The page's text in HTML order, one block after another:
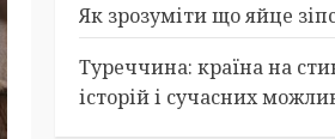
Як зрозуміти що яйце
Туреччина: країна на
історій і сучасних